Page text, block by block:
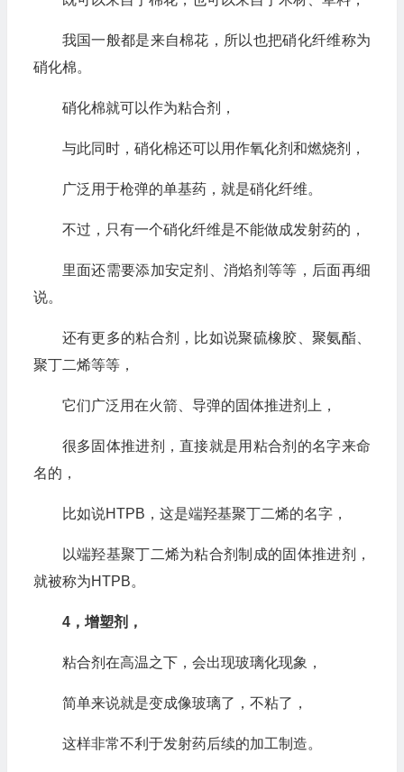
我国一般都是来自棉花，所以也把硝化纤维称为
硝化棉。
硝化棉就可以作为粘合剂，
与此同时，硝化棉还可以用作氧化剂和燃烧剂，
广泛用于枪弹的单基药，就是硝化纤维。
不过，只有一个硝化纤维是不能做成发射药的，
里面还需要添加安定剂、消焰剂等等，后面再细
说。
还有更多的粘合剂，比如说聚硫橡胶、聚氨酯、
聚丁二烯等等，
它们广泛用在火箭、导弹的固体推进剂上，
很多固体推进剂，直接就是用粘合剂的名字来命
名的，
比如说HTPB，这是端羟基聚丁二烯的名字，
以端羟基聚丁二烯为粘合剂制成的固体推进剂，
就被称为HTPB。
4，增塑剂，
粘合剂在高温之下，会出现玻璃化现象，
简单来说就是变成像玻璃了，不粘了，
这样非常不利于发射药后续的加工制造。